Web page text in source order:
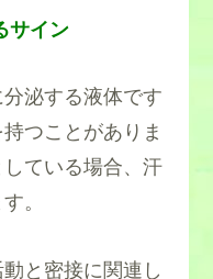
サイン
泌する液体です
つことがありま
ている場合、汗
。
と密接に関連し